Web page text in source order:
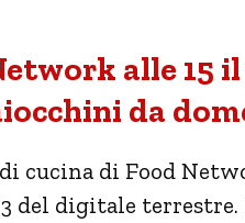
alle 15
da
cucina di Food
del digitale